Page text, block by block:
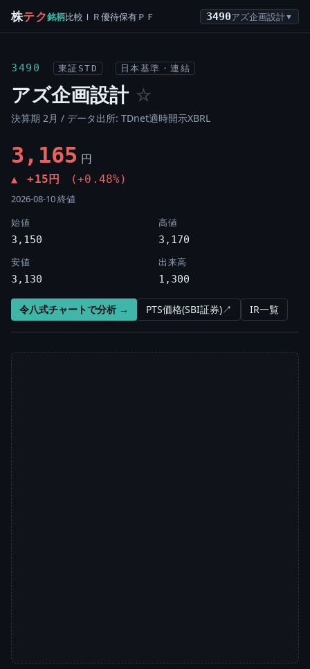
株テク銘柄比較 ＩＲ優待保有ＰＦ 3490アズ企画設計▼
3490 東証STD 日本基準・連結
アズ企画設計 ☆
決算期 2月 / データ出所: TDnet適時開示XBRL
3,165 円
▲ +15円 (+0.48%)
2026-08-10 終値
始値
3,150
高値
3,170
安値
3,130
出来高
1,300
令八式チャートで分析 → PTS価格(SBI証券)↗ IR一覧